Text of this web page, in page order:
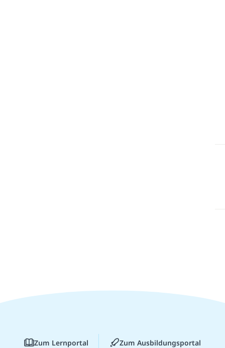
Zum Lernportal Zum Ausbildungsportal